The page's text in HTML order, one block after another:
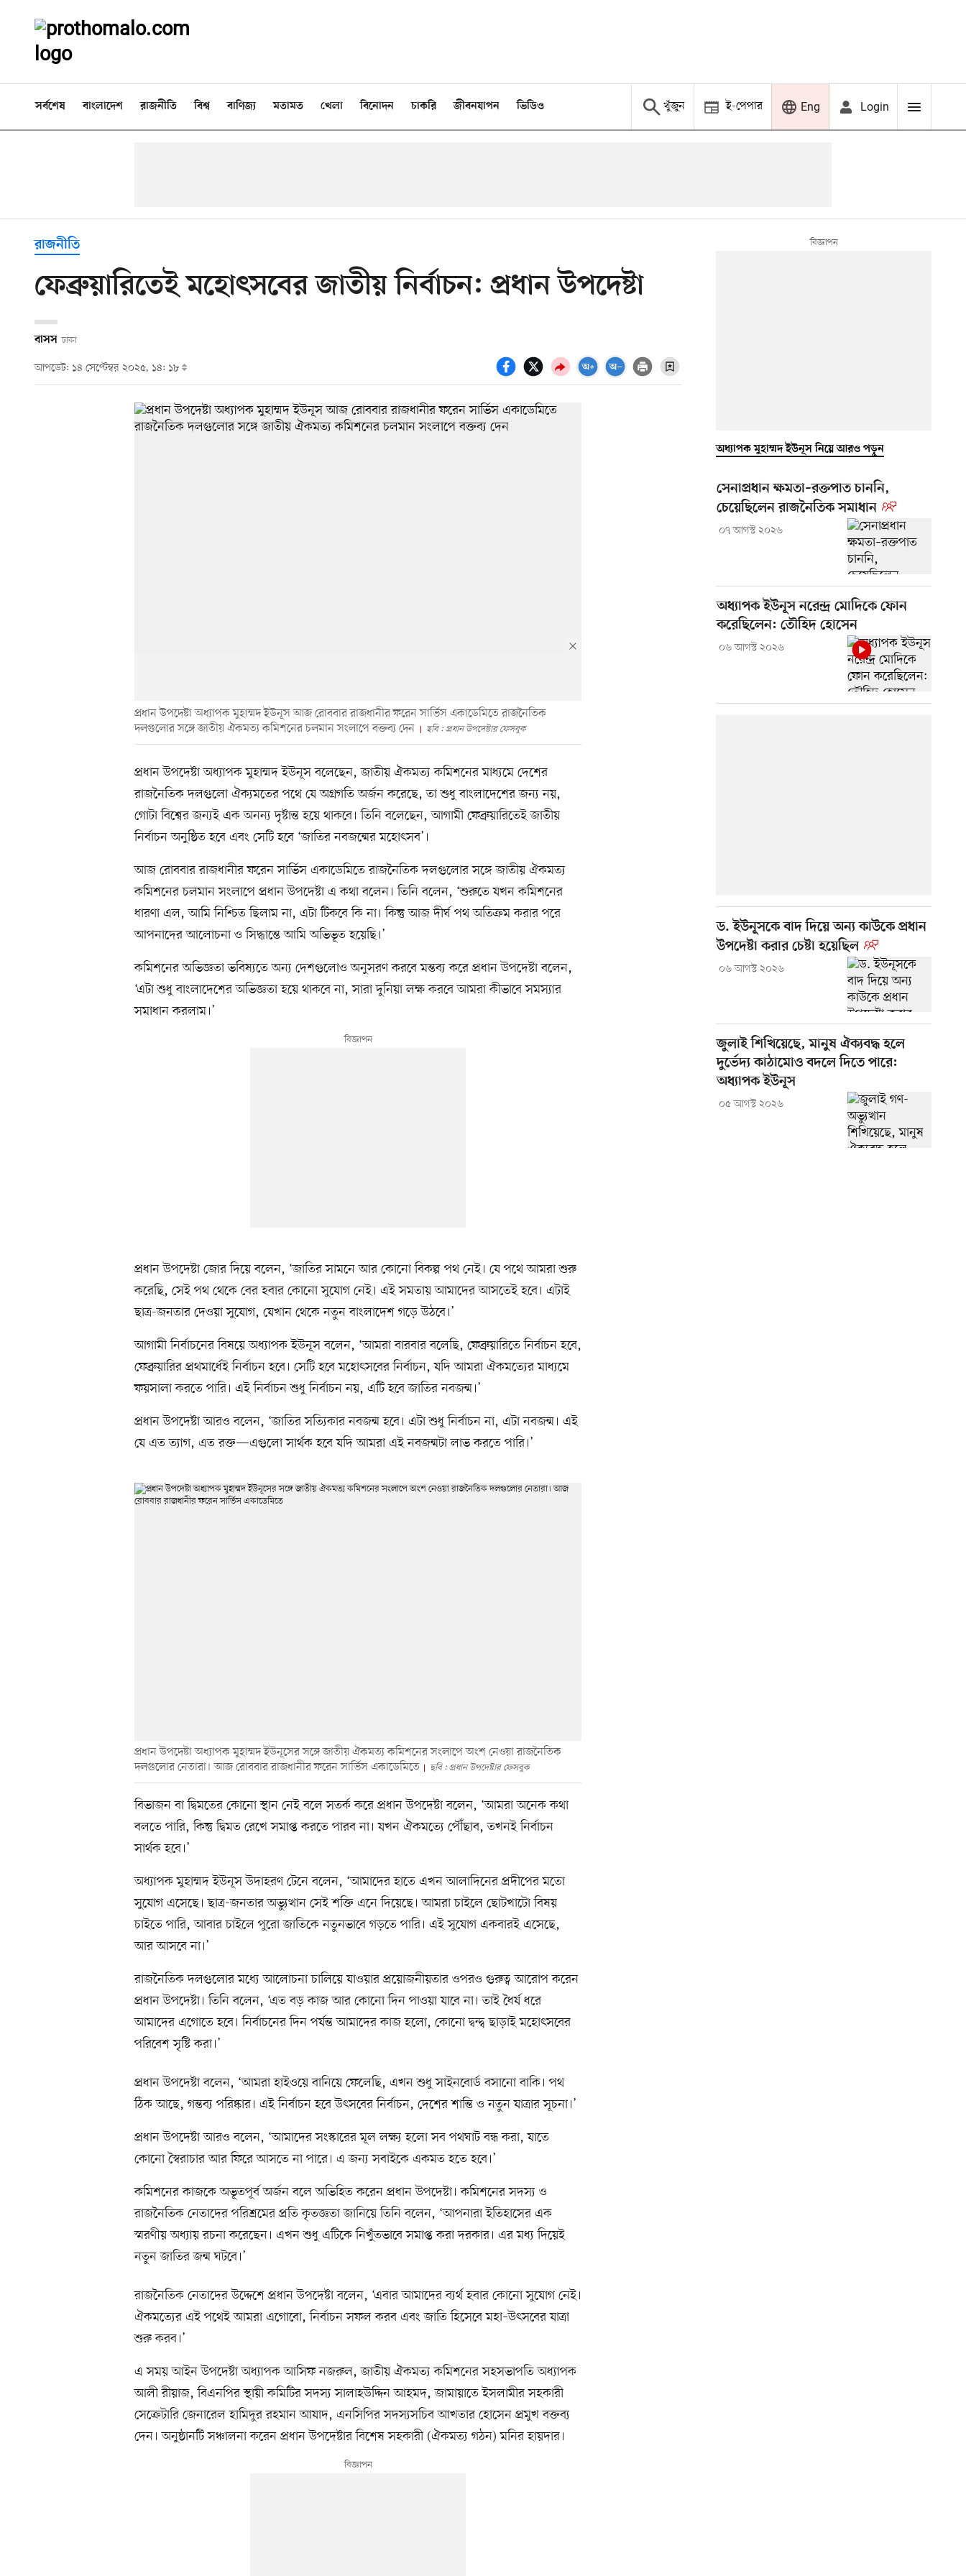
সর্বশেষ বাংলাদেশ রাজনীতি বিশ্ব বাণিজ্য মতামত খেলা বিনোদন চাকরি জীবনযাপন ভিডিও খুঁজুন ই-পেপার Eng Login
রাজনীতি
ফেব্রুয়ারিতেই মহোৎসবের জাতীয় নির্বাচন: প্রধান উপদেষ্টা
বাসস ঢাকা
আপডেট: ১৪ সেপ্টেম্বর ২০২৫, ১৪: ১৮
প্রধান উপদেষ্টা অধ্যাপক মুহাম্মদ ইউনূস আজ রোববার রাজধানীর ফরেন সার্ভিস একাডেমিতে রাজনৈতিক
দলগুলোর সঙ্গে জাতীয় ঐকমত্য কমিশনের চলমান সংলাপে বক্তব্য দেন
ছবি : প্রধান উপদেষ্টার ফেসবুক
প্রধান উপদেষ্টা অধ্যাপক মুহাম্মদ ইউনূস বলেছেন, জাতীয় ঐকমত্য কমিশনের মাধ্যমে দেশের
রাজনৈতিক দলগুলো ঐক্যমতের পথে যে অগ্রগতি অর্জন করেছে, তা শুধু বাংলাদেশের জন্য নয়,
গোটা বিশ্বের জন্যই এক অনন্য দৃষ্টান্ত হয়ে থাকবে। তিনি বলেছেন, আগামী ফেব্রুয়ারিতেই জাতীয়
নির্বাচন অনুষ্ঠিত হবে এবং সেটি হবে ‘জাতির নবজন্মের মহোৎসব’।
আজ রোববার রাজধানীর ফরেন সার্ভিস একাডেমিতে রাজনৈতিক দলগুলোর সঙ্গে জাতীয় ঐকমত্য
কমিশনের চলমান সংলাপে প্রধান উপদেষ্টা এ কথা বলেন। তিনি বলেন, ‘শুরুতে যখন কমিশনের
ধারণা এল, আমি নিশ্চিত ছিলাম না, এটা টিকবে কি না। কিন্তু আজ দীর্ঘ পথ অতিক্রম করার পরে
আপনাদের আলোচনা ও সিদ্ধান্তে আমি অভিভূত হয়েছি।’
কমিশনের অভিজ্ঞতা ভবিষ্যতে অন্য দেশগুলোও অনুসরণ করবে মন্তব্য করে প্রধান উপদেষ্টা বলেন,
‘এটা শুধু বাংলাদেশের অভিজ্ঞতা হয়ে থাকবে না, সারা দুনিয়া লক্ষ করবে আমরা কীভাবে সমস্যার
সমাধান করলাম।’
প্রধান উপদেষ্টা জোর দিয়ে বলেন, ‘জাতির সামনে আর কোনো বিকল্প পথ নেই। যে পথে আমরা শুরু
করেছি, সেই পথ থেকে বের হবার কোনো সুযোগ নেই। এই সমতায় আমাদের আসতেই হবে। এটাই
ছাত্র-জনতার দেওয়া সুযোগ, যেখান থেকে নতুন বাংলাদেশ গড়ে উঠবে।’
আগামী নির্বাচনের বিষয়ে অধ্যাপক ইউনূস বলেন, ‘আমরা বারবার বলেছি, ফেব্রুয়ারিতে নির্বাচন হবে,
ফেব্রুয়ারির প্রথমার্ধেই নির্বাচন হবে। সেটি হবে মহোৎসবের নির্বাচন, যদি আমরা ঐকমত্যের মাধ্যমে
ফয়সালা করতে পারি। এই নির্বাচন শুধু নির্বাচন নয়, এটি হবে জাতির নবজন্ম।’
প্রধান উপদেষ্টা আরও বলেন, ‘জাতির সত্যিকার নবজন্ম হবে। এটা শুধু নির্বাচন না, এটা নবজন্ম। এই
যে এত ত্যাগ, এত রক্ত—এগুলো সার্থক হবে যদি আমরা এই নবজন্মটা লাভ করতে পারি।’
প্রধান উপদেষ্টা অধ্যাপক মুহাম্মদ ইউনূসের সঙ্গে জাতীয় ঐকমত্য কমিশনের সংলাপে অংশ নেওয়া রাজনৈতিক
দলগুলোর নেতারা। আজ রোববার রাজধানীর ফরেন সার্ভিস একাডেমিতে
ছবি : প্রধান উপদেষ্টার ফেসবুক
বিভাজন বা দ্বিমতের কোনো স্থান নেই বলে সতর্ক করে প্রধান উপদেষ্টা বলেন, ‘আমরা অনেক কথা
বলতে পারি, কিন্তু দ্বিমত রেখে সমাপ্ত করতে পারব না। যখন ঐকমত্যে পৌঁছাব, তখনই নির্বাচন
সার্থক হবে।’
অধ্যাপক মুহাম্মদ ইউনূস উদাহরণ টেনে বলেন, ‘আমাদের হাতে এখন আলাদিনের প্রদীপের মতো
সুযোগ এসেছে। ছাত্র-জনতার অভ্যুত্থান সেই শক্তি এনে দিয়েছে। আমরা চাইলে ছোটখাটো বিষয়
চাইতে পারি, আবার চাইলে পুরো জাতিকে নতুনভাবে গড়তে পারি। এই সুযোগ একবারই এসেছে,
আর আসবে না।’
রাজনৈতিক দলগুলোর মধ্যে আলোচনা চালিয়ে যাওয়ার প্রয়োজনীয়তার ওপরও গুরুত্ব আরোপ করেন
প্রধান উপদেষ্টা। তিনি বলেন, ‘এত বড় কাজ আর কোনো দিন পাওয়া যাবে না। তাই ধৈর্য ধরে
আমাদের এগোতে হবে। নির্বাচনের দিন পর্যন্ত আমাদের কাজ হলো, কোনো দ্বন্দ্ব ছাড়াই মহোৎসবের
পরিবেশ সৃষ্টি করা।’
প্রধান উপদেষ্টা বলেন, ‘আমরা হাইওয়ে বানিয়ে ফেলেছি, এখন শুধু সাইনবোর্ড বসানো বাকি। পথ
ঠিক আছে, গন্তব্য পরিষ্কার। এই নির্বাচন হবে উৎসবের নির্বাচন, দেশের শান্তি ও নতুন যাত্রার সূচনা।’
প্রধান উপদেষ্টা আরও বলেন, ‘আমাদের সংস্কারের মূল লক্ষ্য হলো সব পথঘাট বন্ধ করা, যাতে
কোনো স্বৈরাচার আর ফিরে আসতে না পারে। এ জন্য সবাইকে একমত হতে হবে।’
কমিশনের কাজকে অভূতপূর্ব অর্জন বলে অভিহিত করেন প্রধান উপদেষ্টা। কমিশনের সদস্য ও
রাজনৈতিক নেতাদের পরিশ্রমের প্রতি কৃতজ্ঞতা জানিয়ে তিনি বলেন, ‘আপনারা ইতিহাসের এক
স্মরণীয় অধ্যায় রচনা করেছেন। এখন শুধু এটিকে নিখুঁতভাবে সমাপ্ত করা দরকার। এর মধ্য দিয়েই
নতুন জাতির জন্ম ঘটবে।’
রাজনৈতিক নেতাদের উদ্দেশে প্রধান উপদেষ্টা বলেন, ‘এবার আমাদের ব্যর্থ হবার কোনো সুযোগ নেই।
ঐকমত্যের এই পথেই আমরা এগোবো, নির্বাচন সফল করব এবং জাতি হিসেবে মহা–উৎসবের যাত্রা
শুরু করব।’
এ সময় আইন উপদেষ্টা অধ্যাপক আসিফ নজরুল, জাতীয় ঐকমত্য কমিশনের সহসভাপতি অধ্যাপক
আলী রীয়াজ, বিএনপির স্থায়ী কমিটির সদস্য সালাহউদ্দিন আহমদ, জামায়াতে ইসলামীর সহকারী
সেক্রেটারি জেনারেল হামিদুর রহমান আযাদ, এনসিপির সদস্যসচিব আখতার হোসেন প্রমুখ বক্তব্য
দেন। অনুষ্ঠানটি সঞ্চালনা করেন প্রধান উপদেষ্টার বিশেষ সহকারী (ঐকমত্য গঠন) মনির হায়দার।
অধ্যাপক মুহাম্মদ ইউনূস নিয়ে আরও পড়ুন
সেনাপ্রধান ক্ষমতা–রক্তপাত চাননি,
চেয়েছিলেন রাজনৈতিক সমাধান
০৭ আগস্ট ২০২৬
অধ্যাপক ইউনূস নরেন্দ্র মোদিকে ফোন
করেছিলেন: তৌহিদ হোসেন
০৬ আগস্ট ২০২৬
ড. ইউনূসকে বাদ দিয়ে অন্য কাউকে প্রধান
উপদেষ্টা করার চেষ্টা হয়েছিল
০৬ আগস্ট ২০২৬
জুলাই শিখিয়েছে, মানুষ ঐক্যবদ্ধ হলে
দুর্ভেদ্য কাঠামোও বদলে দিতে পারে:
অধ্যাপক ইউনূস
০৫ আগস্ট ২০২৬